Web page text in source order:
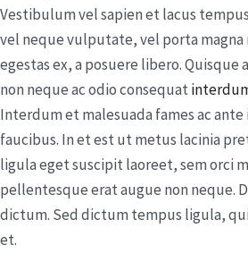
Vestibulum vel sapien et lacus
vel neque vulputate, vel porta magna
egestas ex, a posuere libero. Quisque
non neque ac odio consequat
Interdum et malesuada fames ac
faucibus. In et est ut metus lacinia
ligula eget suscipit laoreet, sem orci
pellentesque erat augue non neque.
dictum. Sed dictum tempus ligula,
et.